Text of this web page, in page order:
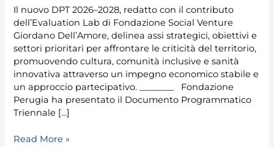
Il nuovo DPT 2026–2028, redatto con il contributo
dell’Evaluation Lab di Fondazione Social Venture
Giordano Dell’Amore, delinea assi strategici, obiettivi e
settori prioritari per affrontare le criticità del territorio,
promuovendo cultura, comunità inclusive e sanità
innovativa attraverso un impegno economico stabile e
un approccio partecipativo. ________ Fondazione
Perugia ha presentato il Documento Programmatico
Triennale […]
Read More »